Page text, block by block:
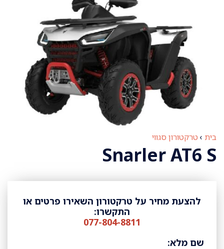
בית › טרקטורון סגווי
Snarler AT6 S
להצעת מחיר על טרקטורון השאירו פרטים או
התקשרו:
077-804-8811
שם מלא: